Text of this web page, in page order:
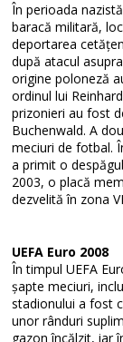
În perioada
baracă militară,
deportarea
după atacul
origine poloneză
ordinul lui
prizonieri au fost
Buchenwald. A
meciuri de fotbal.
a primit o
2003, o placă
dezvelită în zona
UEFA Euro 2008
În timpul UEFA
șapte meciuri,
stadionului a fost
unor rânduri
gazon încălzit, iar